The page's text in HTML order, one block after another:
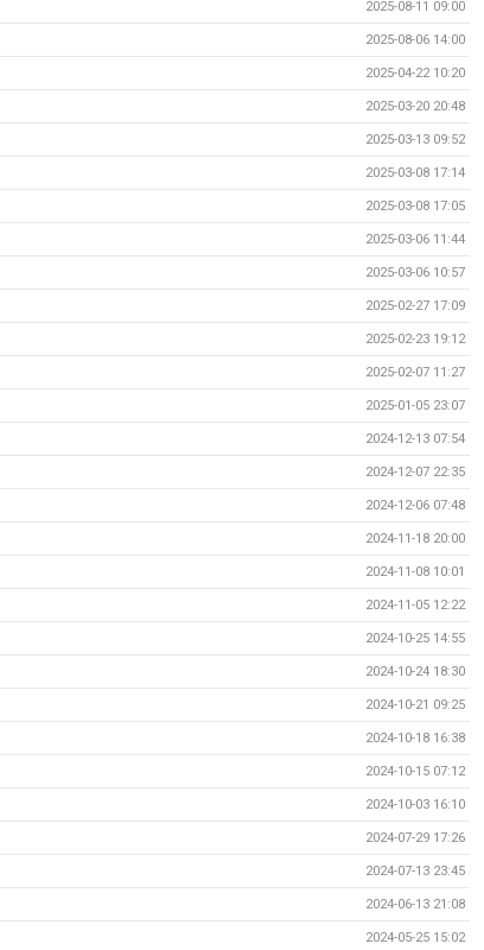
2025-08-11 09:00
2025-08-06 14:00
2025-04-22 10:20
2025-03-20 20:48
2025-03-13 09:52
2025-03-08 17:14
2025-03-08 17:05
2025-03-06 11:44
2025-03-06 10:57
2025-02-27 17:09
2025-02-23 19:12
2025-02-07 11:27
2025-01-05 23:07
2024-12-13 07:54
2024-12-07 22:35
2024-12-06 07:48
2024-11-18 20:00
2024-11-08 10:01
2024-11-05 12:22
2024-10-25 14:55
2024-10-24 18:30
2024-10-21 09:25
2024-10-18 16:38
2024-10-15 07:12
2024-10-03 16:10
2024-07-29 17:26
2024-07-13 23:45
2024-06-13 21:08
2024-05-25 15:02